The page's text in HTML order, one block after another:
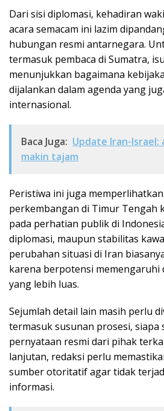
Dari sisi diplomasi, kehadiran
acara semacam ini lazim
hubungan resmi antarnegara.
termasuk pembaca di Sumatra,
menunjukkan bagaimana
dijalankan dalam agenda yang
internasional.
Baca Juga: Update Iran-Israel:
makin tajam
Peristiwa ini juga
perkembangan di Timur Tengah
pada perhatian publik di
diplomasi, maupun stabilitas
perubahan situasi di Iran
karena berpotensi memengaruhi
yang lebih luas.
Sejumlah detail lain masih perlu
termasuk susunan prosesi, siapa
pernyataan resmi dari pihak
lanjutan, redaksi perlu
sumber otoritatif agar tidak
informasi.